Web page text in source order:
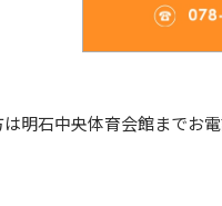
は明石中央体育会館まで